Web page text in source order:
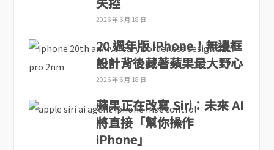
2026 年 6 月 18 日
20 週年版 iPhone！無邊框
設計背後藏著蘋果最大野心
2026 年 6 月 18 日
蘋果正在改寫 Siri：未來 AI
將直接「幫你操作
iPhone」